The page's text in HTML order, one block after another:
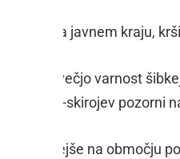
enkrat na javnem kraju,
za večjo varnost
vozniki e-skirojev pozorni
pogostejše na območju